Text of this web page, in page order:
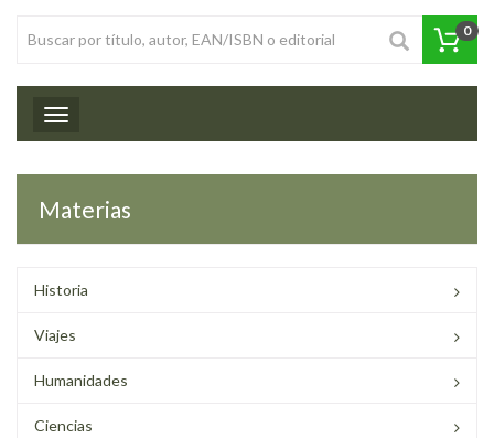
0
Toggle navigation
Materias
Historia
Viajes
Humanidades
Ciencias